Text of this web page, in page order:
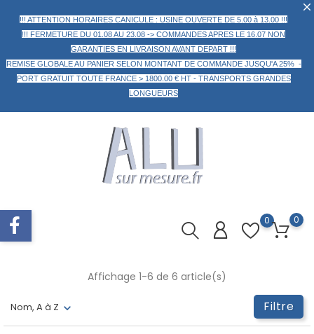
!!! ATTENTION HORAIRES CANICULE : USINE OUVERTE DE 5.00 à 13.00 !!!
!!! FERMETURE DU 01.08 AU 23.08 -> COMMANDES APRES LE 16.07 NON
GARANTIES EN LIVRAISON AVANT DEPART !!!
REMISE GLOBALE AU PANIER SELON MONTANT DE COMMANDE JUSQU'A 25% -
PORT GRATUIT TOUTE FRANCE > 1800.00 € HT - TRANSPORTS GRANDES
LONGUEURS
0 0
Nom, A à Z Filtre
Affichage 1-6 de 6 article(s)